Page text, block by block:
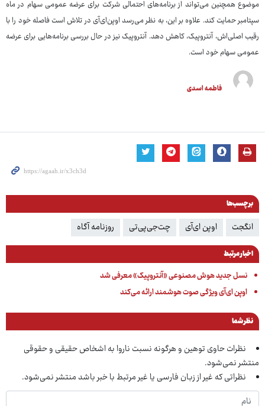
موضوع همچنین می‌تواند از برنامه‌های احتمالی شرکت برای عرضه عمومی سهام در ماه
سپتامبر حمایت کند. علاوه بر این، به نظر می‌رسد اوپن‌ای‌آی در تلاش است فاصله خود را با
رقیب اصلی‌اش، آنتروپیک، کاهش دهد. آنتروپیک نیز در حال بررسی برنامه‌هایی برای عرضه
عمومی سهام خود است.
فاطمه اسدی
برچسب‌ها
انگجت اوپن ای‌آی چت‌جی‌پی‌تی روزنامه آگاه
اخبار مرتبط
نسل جدید هوش مصنوعی «آنتروپیک» معرفی شد
اوپن ای‌آی ویژگی صوت هوشمند ارائه می‌کند
نظر شما
نظرات حاوی توهین و هرگونه نسبت ناروا به اشخاص حقیقی و حقوقی
منتشر نمی‌شود.
نظراتی که غیر از زبان فارسی یا غیر مرتبط با خبر باشد منتشر نمی‌شود.